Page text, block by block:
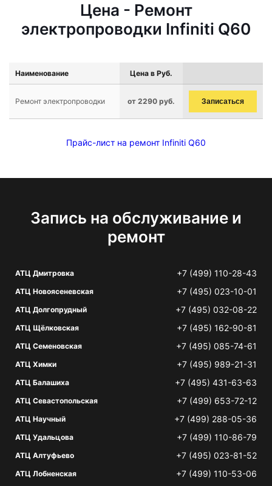
Цена - Ремонт
электропроводки Infiniti Q60
Наименование Цена в Руб.
Ремонт электропроводки от 2290 руб. Записаться
Прайс-лист на ремонт Infiniti Q60
Запись на обслуживание и
ремонт
АТЦ Дмитровка +7 (499) 110-28-43
АТЦ Новоясеневская +7 (495) 023-10-01
АТЦ Долгопрудный +7 (495) 032-08-22
АТЦ Щёлковская +7 (495) 162-90-81
АТЦ Семеновская +7 (495) 085-74-61
АТЦ Химки +7 (495) 989-21-31
АТЦ Балашиха +7 (495) 431-63-63
АТЦ Севастопольская +7 (499) 653-72-12
АТЦ Научный +7 (499) 288-05-36
АТЦ Удальцова +7 (499) 110-86-79
АТЦ Алтуфьево +7 (495) 023-81-52
АТЦ Лобненская +7 (499) 110-53-06